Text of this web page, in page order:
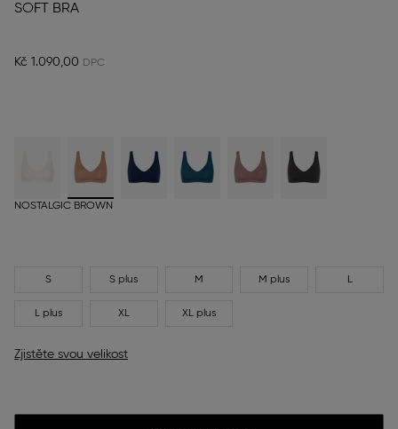
SOFT BRA
Kč 1.090,00
NOSTALGIC BROWN
S S plus M M plus L
L plus XL XL plus
Zjistěte svou velikost